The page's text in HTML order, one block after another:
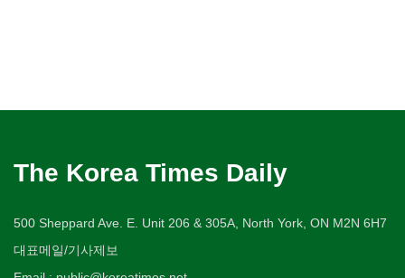
The Korea Times Daily
500 Sheppard Ave. E. Unit 206 & 305A, North York, ON M2N 6H7
대표메일/기사제보